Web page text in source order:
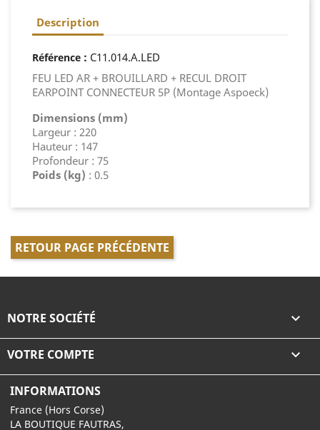
Description
Référence : C11.014.A.LED
FEU LED AR + BROUILLARD + RECUL DROIT
EARPOINT CONNECTEUR 5P (Montage Aspoeck)
Dimensions (mm)
Largeur : 220
Hauteur : 147
Profondeur : 75
Poids (kg) : 0.5
RETOUR PAGE PRÉCÉDENTE
NOTRE SOCIÉTÉ 
VOTRE COMPTE 
INFORMATIONS
France (Hors Corse)
LA BOUTIQUE FAUTRAS,